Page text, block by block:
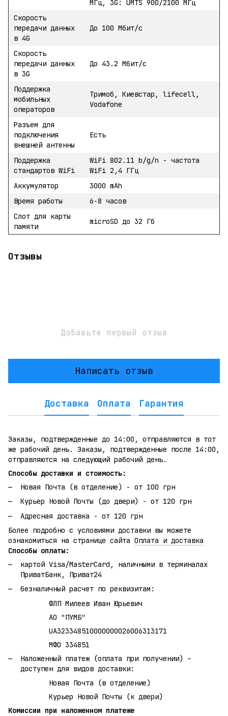
МГц, 3G: UMTS 900/2100 МГц
Скорость
передачи данных
в 4G
До 100 Мбит/с
Скорость
передачи данных
в 3G
До 43.2 Мбит/с
Поддержка
мобильных
операторов
Тримоб, Киевстар, lifecell,
Vodafone
Разъем для
подключения
внешней антенны
Есть
Поддержка
стандартов WiFi
WiFi 802.11 b/g/n - частота
WiFi 2,4 ГГц
Аккумулятор
3000 mAh
Время работы
6-8 часов
Слот для карты
памяти
microSD до 32 Гб
Отзывы
Добавьте первый отзыв
Написать отзыв
Доставка Оплата Гарантия
Заказы, подтвержденные до 14:00, отправляются в тот
же рабочий день. Заказы, подтвержденные после 14:00,
отправляются на следующий рабочий день.
Способы доставки и стоимость:
Новая Почта (в отделение) - от 100 грн
Курьер Новой Почты (до двери) - от 120 грн
Адресная доставка - от 120 грн
Более подробно с условиями доставки вы можете
ознакомиться на странице сайта Оплата и доставка
Способы оплаты:
картой Visa/MasterCard, наличными в терминалах
ПриватБанк, Приват24
безналичный расчет по реквизитам:
ФЛП Милеев Иван Юрьевич
АО "ПУМБ"
UA323348510000000026006313171
МФО 334851
Наложенный платеж (оплата при получении) –
доступен для видов доставки:
Новая Почта (в отделение)
Курьер Новой Почты (к двери)
Комиссии при наложенном платеже